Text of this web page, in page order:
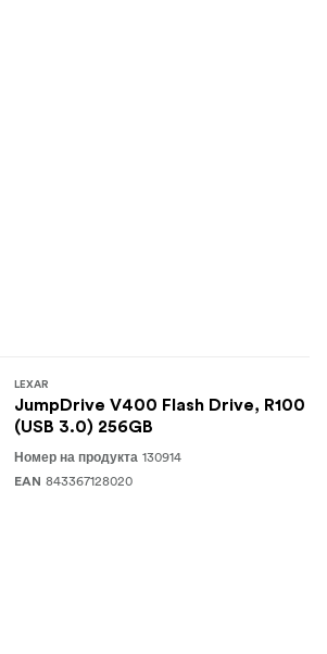
LEXAR
JumpDrive V400 Flash Drive, R100
(USB 3.0) 256GB
Номер на продукта 130914
EAN 843367128020